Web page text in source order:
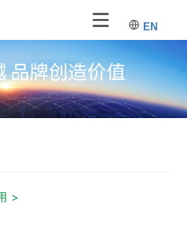
EN
品牌创造价值
>